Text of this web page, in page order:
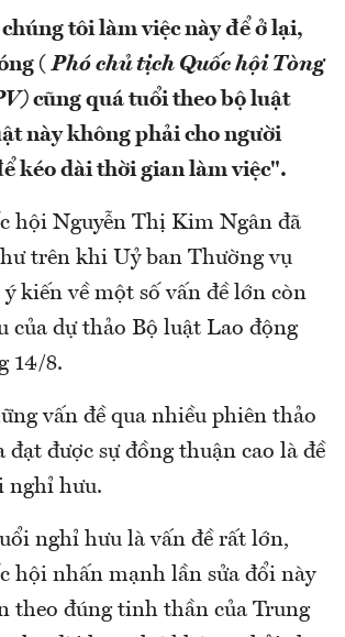
tôi làm việc này để ở lại,
( Phó chủ tịch Quốc hội Tòng
cũng quá tuổi theo bộ luật
này không phải cho người
kéo dài thời gian làm việc".
hội Nguyễn Thị Kim Ngân đã
trên khi Uỷ ban Thường vụ
kiến về một số vấn đề lớn còn
của dự thảo Bộ luật Lao động
14/8.
vấn đề qua nhiều phiên thảo
đạt được sự đồng thuận cao là đề
nghỉ hưu.
nghỉ hưu là vấn đề rất lớn,
hội nhấn mạnh lần sửa đổi này
theo đúng tinh thần của Trung